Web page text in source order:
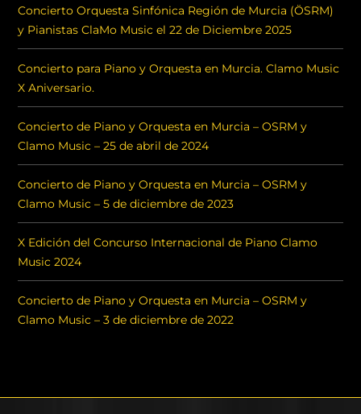
Concierto Orquesta Sinfónica Región de Murcia (ÖSRM)
y Pianistas ClaMo Music el 22 de Diciembre 2025
Concierto para Piano y Orquesta en Murcia. Clamo Music
X Aniversario.
Concierto de Piano y Orquesta en Murcia – OSRM y
Clamo Music – 25 de abril de 2024
Concierto de Piano y Orquesta en Murcia – OSRM y
Clamo Music – 5 de diciembre de 2023
X Edición del Concurso Internacional de Piano Clamo
Music 2024
Concierto de Piano y Orquesta en Murcia – OSRM y
Clamo Music – 3 de diciembre de 2022